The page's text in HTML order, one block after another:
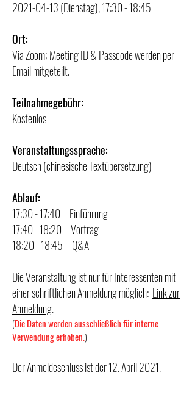
2021-04-13(Dienstag), 17:30 - 18:45
Ort:
Via Zoom; Meeting ID & Passcode werden per
Email mitgeteilt.
Teilnahmegebühr:
Kostenlos
Veranstaltungssprache:
Deutsch (chinesische Textübersetzung)
Ablauf:
17:30 - 17:40 Einführung
17:40 - 18:20 Vortrag
18:20 - 18:45 Q&A
Die Veranstaltung ist nur für Interessenten mit
einer schriftlichen Anmeldung möglich: Link zur
Anmeldung.
(Die Daten werden ausschließlich für interne
Verwendung erhoben.)
Der Anmeldeschluss ist der 12. April 2021.